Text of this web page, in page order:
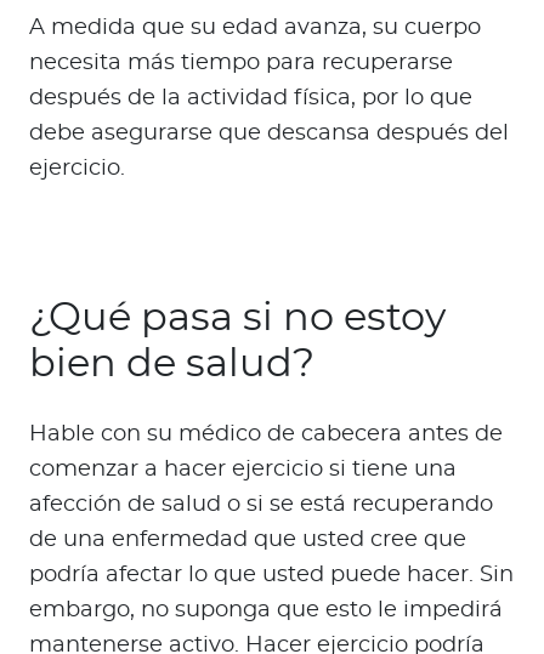
A medida que su edad avanza, su cuerpo
necesita más tiempo para recuperarse
después de la actividad física, por lo que
debe asegurarse que descansa después del
ejercicio.
¿Qué pasa si no estoy
bien de salud?
Hable con su médico de cabecera antes de
comenzar a hacer ejercicio si tiene una
afección de salud o si se está recuperando
de una enfermedad que usted cree que
podría afectar lo que usted puede hacer. Sin
embargo, no suponga que esto le impedirá
mantenerse activo. Hacer ejercicio podría